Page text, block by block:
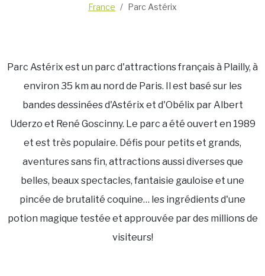
France Parc Astérix
Parc Astérix est un parc d'attractions français à Plailly, à
environ 35 km au nord de Paris. Il est basé sur les
bandes dessinées d'Astérix et d'Obélix par Albert
Uderzo et René Goscinny. Le parc a été ouvert en 1989
et est très populaire. Défis pour petits et grands,
aventures sans fin, attractions aussi diverses que
belles, beaux spectacles, fantaisie gauloise et une
pincée de brutalité coquine… les ingrédients d'une
potion magique testée et approuvée par des millions de
visiteurs!